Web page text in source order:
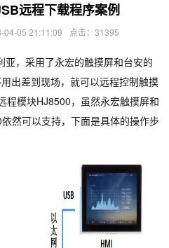
远程下载程序案例
04-05 21:11:09 点击：31395
，采用了永宏的触摸屏和台安的
出差到现场，就可以远程控制触摸
程模块HJ8500，虽然永宏触摸屏和
然可以支持，下面是具体的操作步